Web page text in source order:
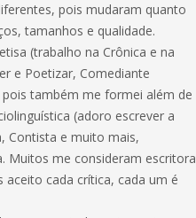
pois mudaram quanto
tamanhos e qualidade.
(trabalho na Crônica e na
e Poetizar, Comediante
também me formei além de
(adoro escrever a
Contista e muito mais,
Muitos me consideram escritora
cada crítica, cada um é